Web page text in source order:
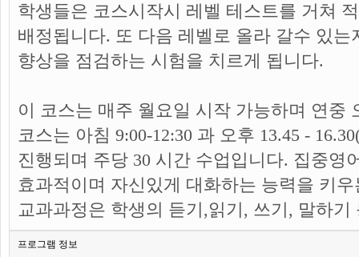
학생들은 코스시작시 레벨 테스트를 거쳐
배정됩니다. 또 다음 레벨로 올라 갈수 있
향상을 점검하는 시험을 치르게 됩니다.
이 코스는 매주 월요일 시작 가능하며 연중
코스는 아침 9:00-12:30 과 오후 13.45 -
진행되며 주당 30 시간 수업입니다. 집중영
효과적이며 자신있게 대화하는 능력을 키
교과과정은 학생의 듣기,읽기, 쓰기, 말하
프로그램 정보